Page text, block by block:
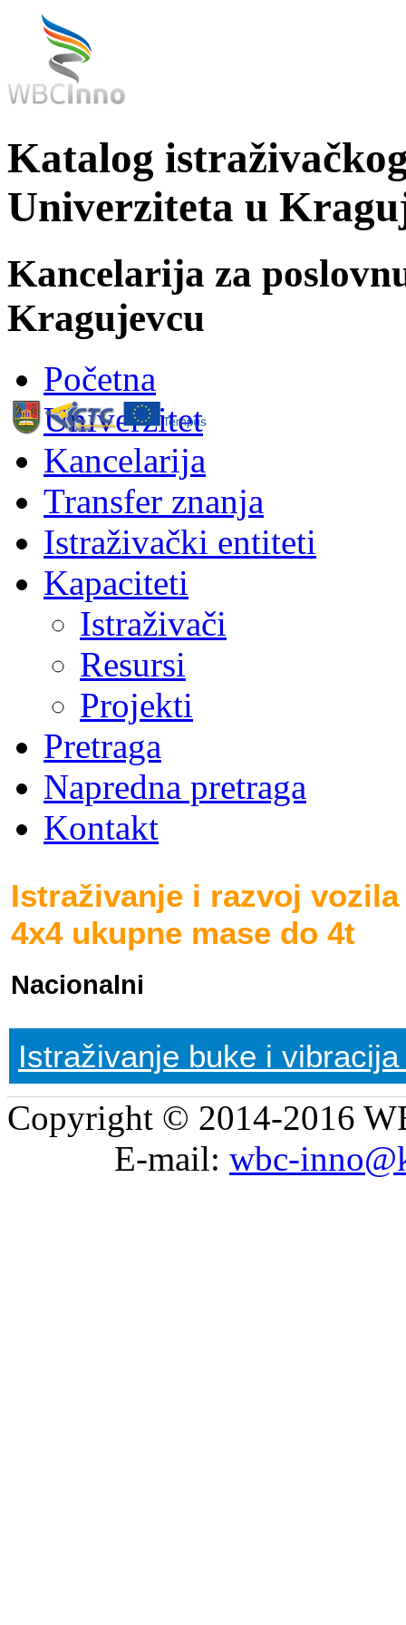
Katalog
Univerziteta u
Kancelarija za
Kragujevcu
Početna
Univerzitet
Kancelarija
Transfer znanja
Istraživački entiteti
Kapaciteti
Istraživači
Resursi
Projekti
Pretraga
Napredna pretraga
Kontakt
Istraživanje i razvoj
4x4 ukupne mase do 4t
Nacionalni
Istraživanje buke i
Copyright © 2014-2016
E-mail: wbc-